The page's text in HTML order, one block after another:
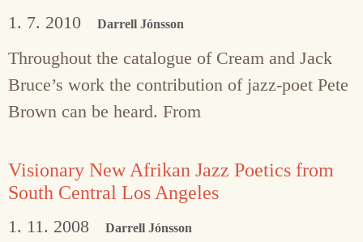
1. 7. 2010 Darrell Jónsson
Throughout the catalogue of Cream and Jack
Bruce’s work the contribution of jazz-poet Pete
Brown can be heard. From
Visionary New Afrikan Jazz Poetics from
South Central Los Angeles
1. 11. 2008 Darrell Jónsson